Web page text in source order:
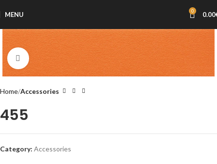
MENU 0 0.00
Click to enlarge
Home Accessories
455
Category: Accessories